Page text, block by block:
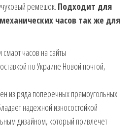
ремешок. Подходит для
часов так же для
смарт часов на сайты
по Украине Новой почтой,
из ряда поперечных прямоугольных
надежной износостойкой
дизайном, который привлечет